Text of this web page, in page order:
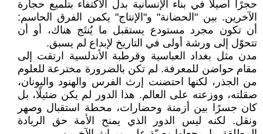
حجرًا أصيلًا في بناء الإنسانية بدل الاكتفاء بتلميع حجارة
الآخرين. بين "الحضانة" و"الإنتاج" يكمن الفرق الحاسم:
أن تكون مجرد مستودع يستقبل ما يُنتَج هناك، أو أن
تتحوّل إلى ورشة أولى في التاريخ لإبداع لم يسبق.
مدن مثل بغداد العباسية وقرطبة الأندلسية ارتقت إلى
مقام حواضن للمعرفة. لم تكن بالضرورة مخترعة للعلوم
من الجذر، لكنها احتضنت إرث الفرس والهنود واليونان،
صقلته، ووزعته على العالم. هذا الدور لم يكن ضئيلًا، بل
كان جسرًا بين أزمنة وحضارات، محطة استقبال وصهر
ونقل. لكنه ليس الدور الذي يمنح الأمة حق الريادة